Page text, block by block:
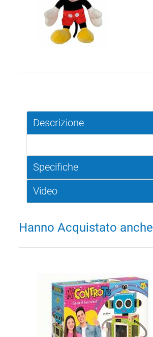
Descrizione
Specifiche
Video
Hanno Acquistato anche